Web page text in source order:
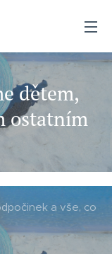
dětem,
ostatním
a vše, co